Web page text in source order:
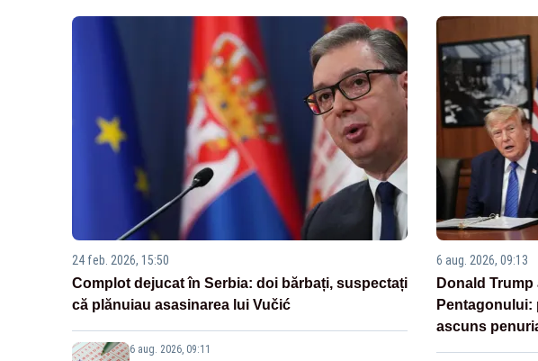
24 feb. 2026, 15:50
Complot dejucat în Serbia: doi bărbați, suspectați
că plănuiau asasinarea lui Vučić
6 aug. 2026, 09:11
6 aug. 2026, 09:13
Donald
Pentagonului:
ascuns